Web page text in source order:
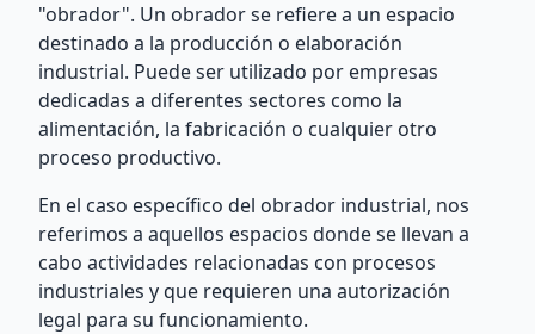
"obrador". Un obrador se refiere a un espacio
destinado a la producción o elaboración
industrial. Puede ser utilizado por empresas
dedicadas a diferentes sectores como la
alimentación, la fabricación o cualquier otro
proceso productivo.
En el caso específico del obrador industrial, nos
referimos a aquellos espacios donde se llevan a
cabo actividades relacionadas con procesos
industriales y que requieren una autorización
legal para su funcionamiento.